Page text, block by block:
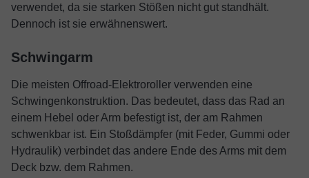
verwendet, da sie starken Stößen nicht gut standhält.
Dennoch ist sie erwähnenswert.
Schwingarm
Die meisten Offroad-Elektroroller verwenden eine
Schwingenkonstruktion. Das bedeutet, dass das Rad an
einem Hebel oder Arm befestigt ist, der am Rahmen
schwenkbar ist. Ein Stoßdämpfer (mit Feder, Gummi oder
Hydraulik) verbindet das andere Ende des Arms mit dem
Deck bzw. dem Rahmen.